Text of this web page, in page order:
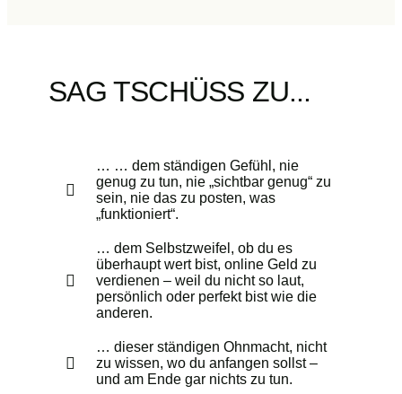
SAG TSCHÜSS ZU...
… … dem ständigen Gefühl, nie
genug zu tun, nie „sichtbar genug“ zu
sein, nie das zu posten, was
„funktioniert“.
… dem Selbstzweifel, ob du es
überhaupt wert bist, online Geld zu
verdienen – weil du nicht so laut,
persönlich oder perfekt bist wie die
anderen.
… dieser ständigen Ohnmacht, nicht
zu wissen, wo du anfangen sollst –
und am Ende gar nichts zu tun.